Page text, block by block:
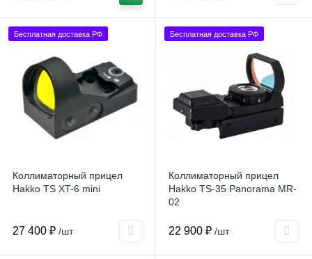
Бесплатная доставка РФ
Коллиматорный прицел
Hakko TS XT-6 mini
27 400 ₽ /шт
Бесплатная доставка РФ
Коллиматорный прицел
Hakko TS-35 Panorama MR-
02
22 900 ₽ /шт